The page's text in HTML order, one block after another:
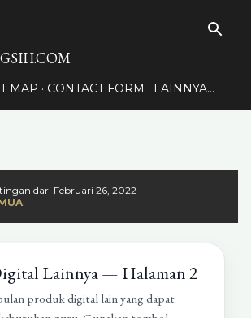
CONTACT FORM LAINNYA…
dari Februari 26, 2022
Lainnya — Halaman 2
produk digital lain yang dapat